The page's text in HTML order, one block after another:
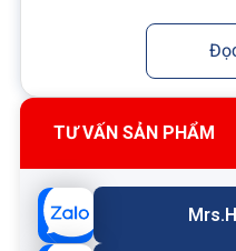
Cấp độ lọc: 20 µm
Vật liệu lọc: Sợi
Cấu trúc: 7 lớp lọc
Áp suất làm việc tối
Ký hiệu -V: Lõi lọc
Thương hiệu:
Ứng dụng: Lắp cho
TƯ VẤN SẢN PHẨM